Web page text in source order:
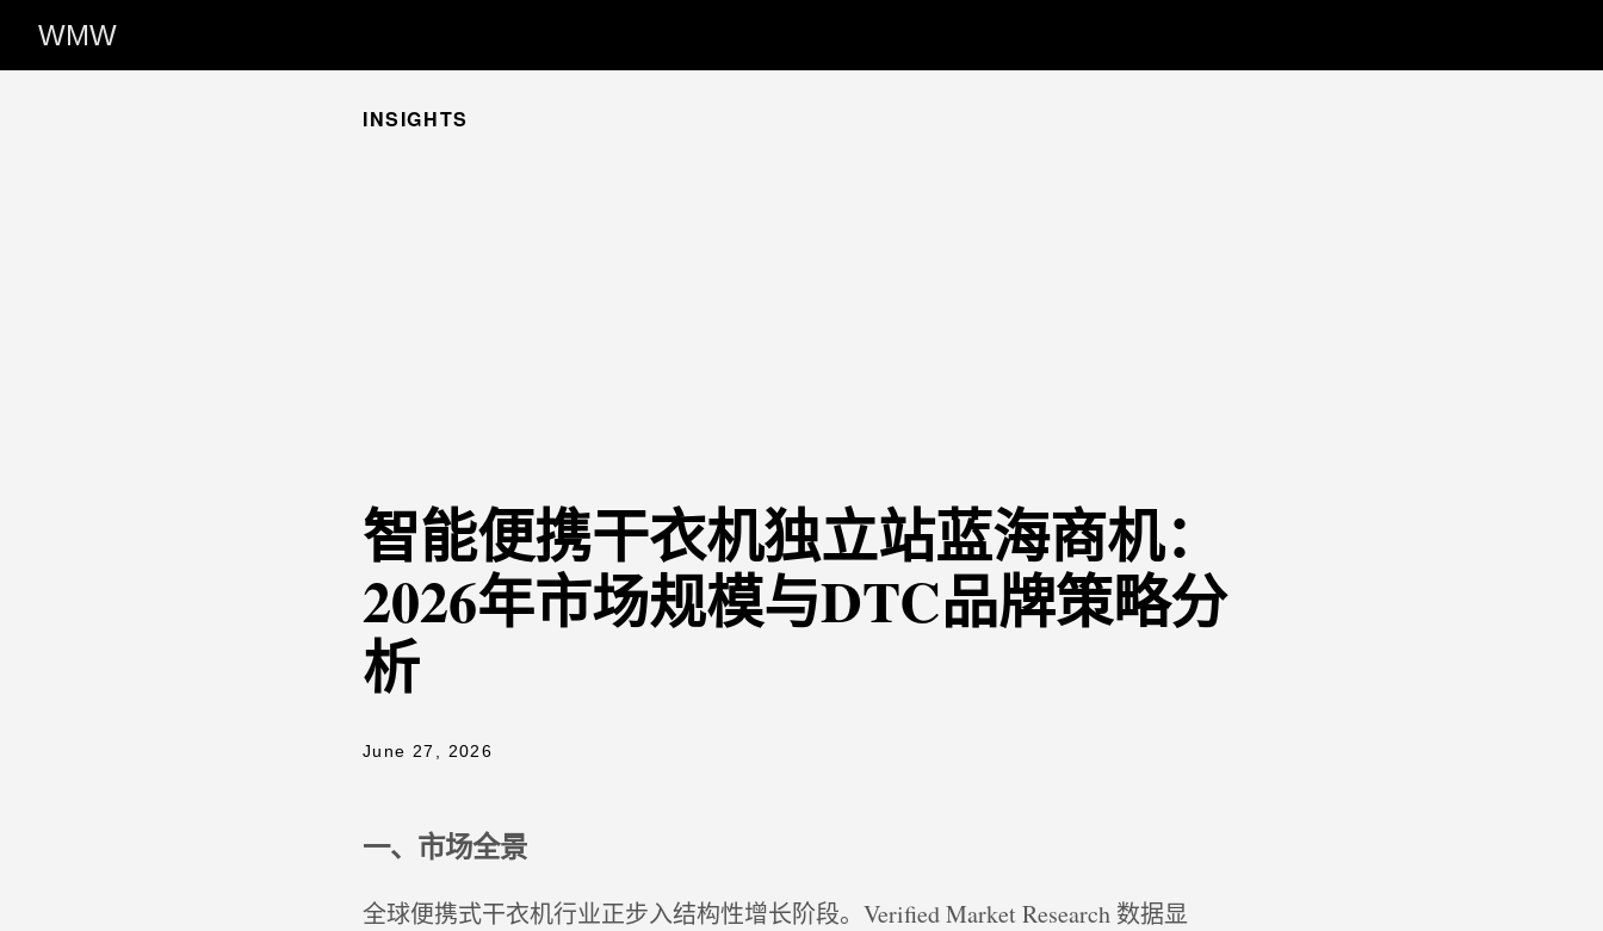
WMW
INSIGHTS
智能便携干衣机独立站蓝海商机：
2026年市场规模与DTC品牌策略分
析
June 27, 2026
一、市场全景
全球便携式干衣机行业正步入结构性增长阶段。Verified Market Research 数据显